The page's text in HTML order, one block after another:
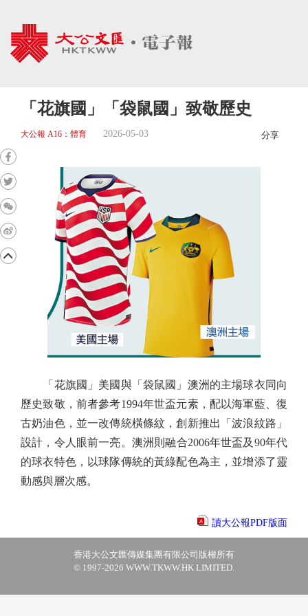
「花旗國」「袋鼠國」致敬歷史
大公報 A16：體育 2026-05-03 分享
「花旗國」美國與「袋鼠國」澳洲的主場球衣同向
歷史致敬，前者參考1994年世盃元素，配以海軍藍、復
古奶油色，並一改傳統橫條紋，創新推出「波浪紋路」
設計，令人眼前一亮。澳洲則融合2006年世盃及90年代
的球衣特色，以球隊傳統的黃綠配色為主，並增添了靈
動感與層次感。
讀大公報PDF版面
香港大公文匯傳媒集團有限公司版權所有
© 1997-2026 WWW.TKWW.HK LIMITED.